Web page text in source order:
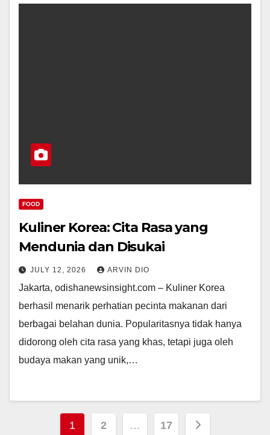
FOOD
Kuliner Korea: Cita Rasa yang
Mendunia dan Disukai
JULY 12, 2026 ARVIN DIO
Jakarta, odishanewsinsight.com – Kuliner Korea
berhasil menarik perhatian pecinta makanan dari
berbagai belahan dunia. Popularitasnya tidak hanya
didorong oleh cita rasa yang khas, tetapi juga oleh
budaya makan yang unik,…
Posts
1 2 … 17